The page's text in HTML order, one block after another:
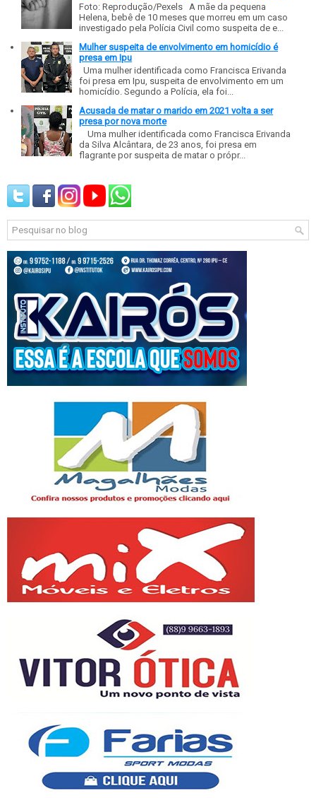
Foto: Reprodução/Pexels A mãe da pequena
Helena, bebê de 10 meses que morreu em um caso
investigado pela Polícia Civil como suspeita de e...
Mulher suspeita de envolvimento em homicídio é
presa em Ipu
Uma mulher identificada como Francisca Erivanda
foi presa em Ipu, suspeita de envolvimento em um
homicídio. Segundo a Polícia, ela foi...
Acusada de matar o marido em 2021 volta a ser
presa por nova morte
Uma mulher identificada como Francisca Erivanda
da Silva Alcântara, de 23 anos, foi presa em
flagrante por suspeita de matar o própr...